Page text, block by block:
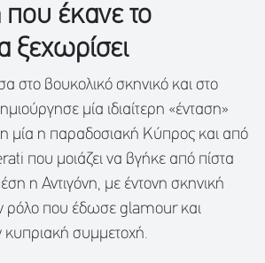
που έκανε το
ξεχωρίσει
στο βουκολικό σκηνικό και στο
μία ιδιαίτερη «ένταση»
μία η παραδοσιακή Κύπρος και από
που μοιάζει να βγήκε από πίστα
η Αντιγόνη, με έντονη σκηνική
ρόλο που έδωσε glamour και
κυπριακή συμμετοχή.